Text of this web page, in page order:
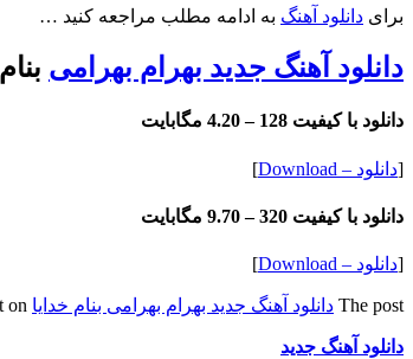
برای دانلود آهنگ به ادامه مطلب مراجعه کنید …
دانلود آهنگ جدید بهرام بهرامی
دانلود با کیفیت 128 – 4.20 مگابایت
[دانلود – Download ]
دانلود با کیفیت 320 – 9.70 مگابایت
[دانلود – Download ]
The post دانلود آهنگ جدید بهرام بهرامی بنام خدایا
دانلود آهنگ جدید